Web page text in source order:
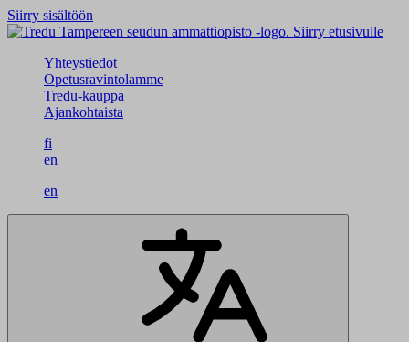
Siirry sisältöön
Siirry etusivulle
Yhteystiedot
Opetusravintolamme
Tredu-kauppa
Ajankohtaista
fi
en
en